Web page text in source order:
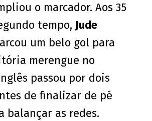
o marcador. Aos 35
tempo, Jude
um belo gol para
merengue no
passou por dois
de finalizar de pé
balançar as redes.